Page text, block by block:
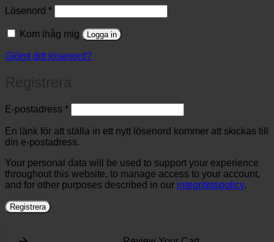
Lösenord *Obligatoriskt
Kom ihåg mig Logga in
Glömt ditt lösenord?
E-postadress *Obligatoriskt
En länk för att ställa in ett nytt lösenord kommer att skickas till
din e-postadress.
Your personal data will be used to support your experience
throughout this website, to manage access to your account,
and for other purposes described in our integritetspolicy.
Registrera